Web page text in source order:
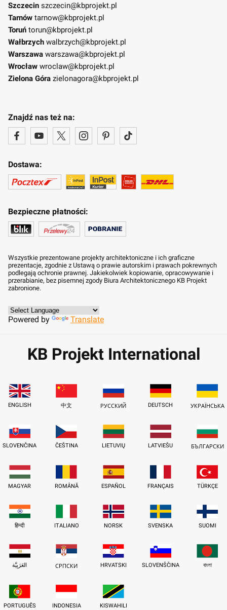
Szczecin szczecin@kbprojekt.pl
Tarnów tarnow@kbprojekt.pl
Toruń torun@kbprojekt.pl
Wałbrzych walbrzych@kbprojekt.pl
Warszawa warszawa@kbprojekt.pl
Wrocław wroclaw@kbprojekt.pl
Zielona Góra zielonagora@kbprojekt.pl
Znajdź nas też na:
Dostawa:
Bezpieczne płatności:
Wszystkie prezentowane projekty architektoniczne i ich graficzne
prezentacje, zgodnie z Ustawą o prawie autorskim i prawach pokrewnych
podlegają ochronie prawnej. Jakiekolwiek kopiowanie, opracowywanie i
przerabianie, bez pisemnej zgody Biura Architektonicznego KB Projekt
zabronione.
Powered by Translate
KB Projekt International
ENGLISH 中文 РУССКИЙ DEUTSCH УКРАЇНСЬКА
SLOVENČINA ČEŠTINA LIETUVIŲ LATVIEŠU БЪЛГАРСКИ
MAGYAR ROMÂNĂ ESPAÑOL FRANÇAIS TÜRKÇE
हिन्दी ITALIANO NORSK SVENSKA SUOMI
العَرَبِيَّة СРПСКИ HRVATSKI SLOVENŠČINA বাংলা
PORTUGUÊS INDONESIA KISWAHILI